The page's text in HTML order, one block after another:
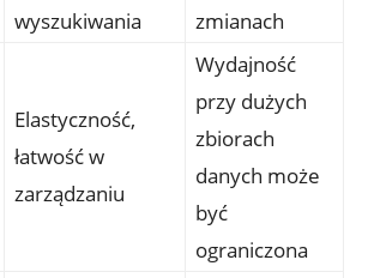
wyszukiwania
‌zmianach
Elastyczność,
⁤łatwość w
zarządzaniu
Wydajność
przy dużych
zbiorach
danych⁤ może
być
ograniczona